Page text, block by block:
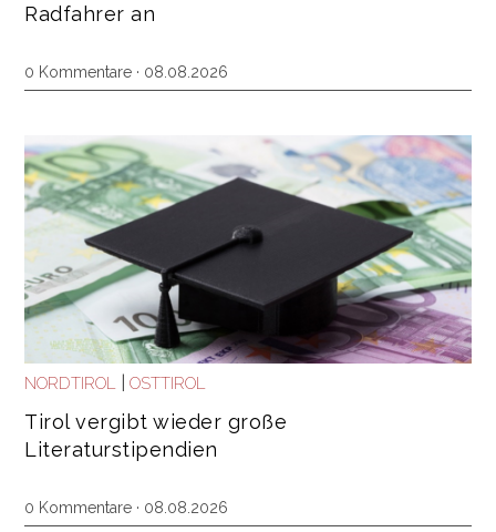
Radfahrer an
0 Kommentare · 08.08.2026
NORDTIROL OSTTIROL
Tirol vergibt wieder große
Literaturstipendien
0 Kommentare · 08.08.2026